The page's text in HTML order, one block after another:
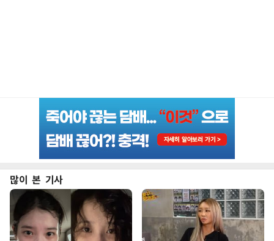
많이 본 기사